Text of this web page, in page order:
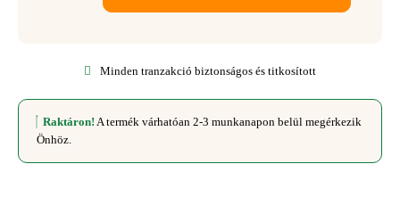
Minden tranzakció biztonságos és titkosított
Raktáron! A termék várhatóan 2-3 munkanapon belül megérkezik
Önhöz.